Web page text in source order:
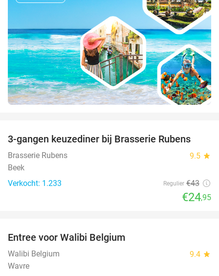
42%
3-gangen keuzediner bij Brasserie Rubens
Brasserie Rubens 9.5 star
Beek
Verkocht: 1.233
Regulier €43
€24,95
Entree voor Walibi Belgium
Walibi Belgium 9.4 star
Wavre